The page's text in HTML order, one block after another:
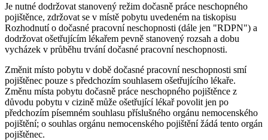
Je nutné dodržovat stanovený režim dočasně práce neschopného
pojištěnce, zdržovat se v místě pobytu uvedeném na tiskopisu
Rozhodnutí o dočasné pracovní neschopnosti (dále jen "RDPN") a
dodržovat ošetřujícím lékařem pevně stanovený rozsah a dobu
vycházek v průběhu trvání dočasné pracovní neschopnosti.
Změnit místo pobytu v době dočasné pracovní neschopnosti smí
pojištěnec pouze s předchozím souhlasem ošetřujícího lékaře.
Změnu místa pobytu dočasně práce neschopného pojištěnce z
důvodu pobytu v cizině může ošetřující lékař povolit jen po
předchozím písemném souhlasu příslušného orgánu nemocenského
pojištění; o souhlas orgánu nemocenského pojištění žádá tento orgán
pojištěnec.